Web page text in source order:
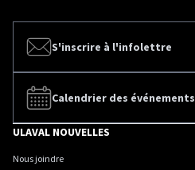
S'inscrire à l'infolettre
Calendrier des événements
ULAVAL NOUVELLES
Nous joindre